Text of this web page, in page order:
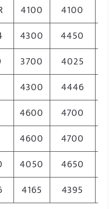
4100 4100
4300 4450
3700 4025
4300 4446
4600 4700
4600 4700
4050 4650
4165 4395